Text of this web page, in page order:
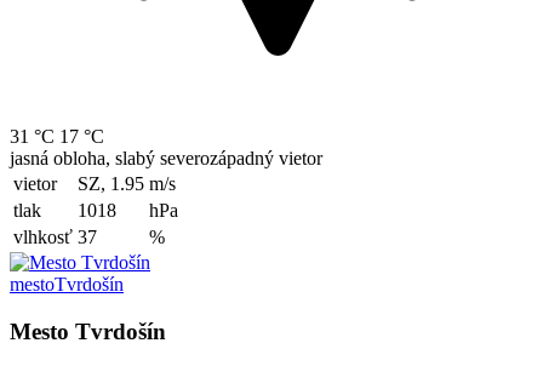
31 °C 17 °C
jasná obloha, slabý severozápadný vietor
vietor
SZ, 1.95 m/s
tlak
1018
hPa
vlhkosť 37 %
mestoTvrdošín
Mesto Tvrdošín